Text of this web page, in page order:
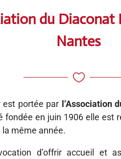
du
Nantes

est portée par l’Association
fondée en juin 1906 elle est
même année.
d’offrir accueil et